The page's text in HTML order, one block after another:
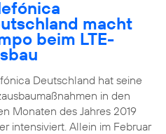
macht
beim LTE-
Deutschland hat seine
in den
Monaten des Jahres 2019
intensiviert. Allein im Februar